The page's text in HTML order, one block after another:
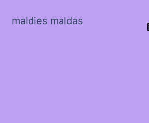
maldies maldas